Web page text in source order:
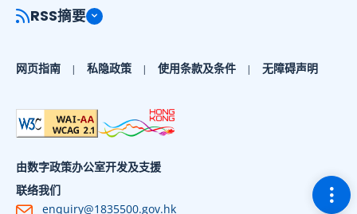
切
RSS摘要
网页指南 私隐政策 使用条款及条件 无障碍声明
由数字政策办公室开发及支援
联络我们
enquiry@1835500.gov.hk